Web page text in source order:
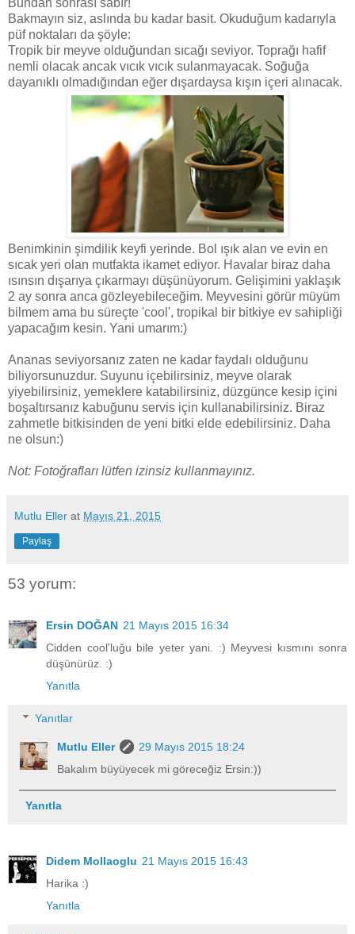
Bundan sonrası sabır!
Bakmayın siz, aslında bu kadar basit. Okuduğum kadarıyla
püf noktaları da şöyle:
Tropik bir meyve olduğundan sıcağı seviyor. Toprağı hafif
nemli olacak ancak vıcık vıcık sulanmayacak. Soğuğa
dayanıklı olmadığından eğer dışardaysa kışın içeri alınacak.
Benimkinin şimdilik keyfi yerinde. Bol ışık alan ve evin en
sıcak yeri olan mutfakta ikamet ediyor. Havalar biraz daha
ısınsın dışarıya çıkarmayı düşünüyorum. Gelişimini yaklaşık
2 ay sonra anca gözleyebileceğim. Meyvesini görür müyüm
bilmem ama bu süreçte 'cool', tropikal bir bitkiye ev sahipliği
yapacağım kesin. Yani umarım:)
Ananas seviyorsanız zaten ne kadar faydalı olduğunu
biliyorsunuzdur. Suyunu içebilirsiniz, meyve olarak
yiyebilirsiniz, yemeklere katabilirsiniz, düzgünce kesip içini
boşaltırsanız kabuğunu servis için kullanabilirsiniz. Biraz
zahmetle bitkisinden de yeni bitki elde edebilirsiniz. Daha
ne olsun:)
Not: Fotoğrafları lütfen izinsiz kullanmayınız.
Mutlu Eller at Mayıs 21, 2015
Paylaş
53 yorum:
Ersin DOĞAN 21 Mayıs 2015 16:34
Cidden cool'luğu bile yeter yani. :) Meyvesi kısmını sonra
düşünürüz. :)
Yanıtla
Yanıtlar
Mutlu Eller
29 Mayıs 2015 18:24
Bakalım büyüyecek mi göreceğiz Ersin:))
Yanıtla
Didem Mollaoglu 21 Mayıs 2015 16:43
Harika :)
Yanıtla